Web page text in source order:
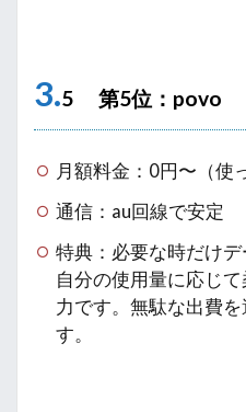
3.5 第5位：povo
月額料金：0円〜（使
通信：au回線で安定
特典：必要な時だけ
自分の使用量に応じ
力です。無駄な出費
す。